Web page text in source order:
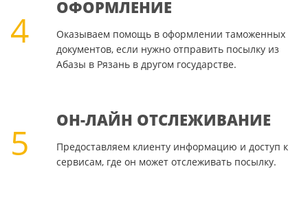
4
ОФОРМЛЕНИЕ
Оказываем помощь в оформлении таможенных
документов, если нужно отправить посылку из
Абазы в Рязань в другом государстве.
5
ОН-ЛАЙН ОТСЛЕЖИВАНИЕ
Предоставляем клиенту информацию и доступ к
сервисам, где он может отслеживать посылку.